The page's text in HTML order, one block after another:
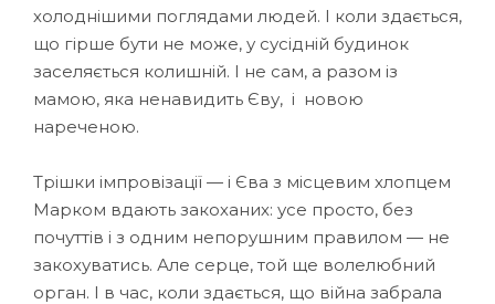
холоднішими поглядами людей. І коли здається,
що гірше бути не може, у сусідній будинок
заселяється колишній. І не сам, а разом із
мамою, яка ненавидить Єву, і новою
нареченою.
Трішки імпровізації — і Єва з місцевим хлопцем
Марком вдають закоханих: усе просто, без
почуттів і з одним непорушним правилом — не
закохуватись. Але серце, той ще волелюбний
орган. І в час, коли здається, що війна забрала